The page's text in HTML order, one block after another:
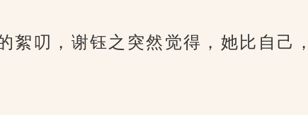
叨，谢钰之突然觉得，她比自己